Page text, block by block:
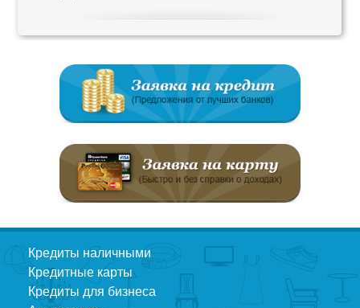
Кредиты наличными
Кредитные карты
Кредиты для бизнеса